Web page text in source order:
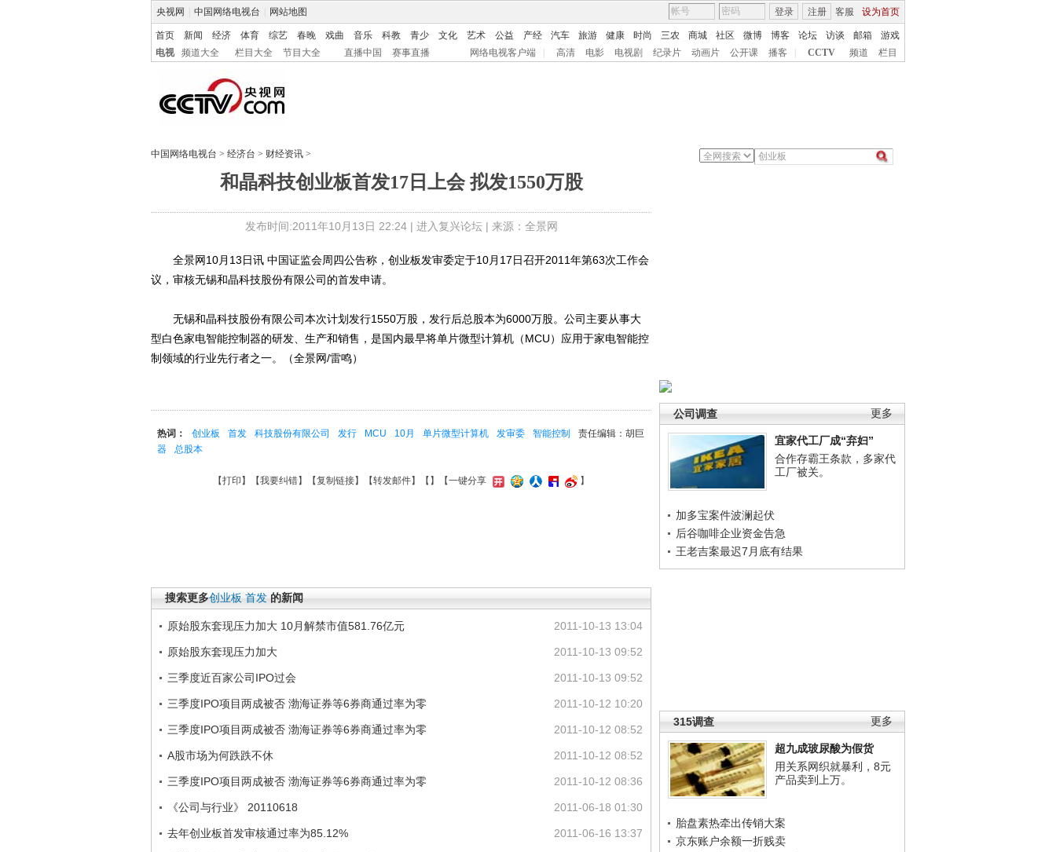
央视网 中国网络电视台 网站地图 客服 设为首页
登录 注册
首页 新闻 经济 体育 综艺 春晚 戏曲 音乐 科教 青少 文化 艺术 公益 产经 汽车 旅游 健康 时尚 三农 商城 社区 微博 博客 论坛 访谈 邮箱
游戏
电视
频道大全 栏目大全 节目大全 直播中国 赛事直播 网络电视客户端 高清 电影 电视剧 纪录片 动画片 公开课 播客 CCTV 频道 栏目
中国网络电视台 > 经济台 > 财经资讯 >
和晶科技创业板首发17日上会 拟发1550万股
发布时间:2011年10月13日 22:24 | 进入复兴论坛| 来源：全景网
更多
公司调查
宜家代工厂成“弃妇”
合作存霸王条款，多家代
工厂被关。
加多宝案件波澜起伏
后谷咖啡企业资金告急
王老吉案最迟7月底有结果
更多
315调查
超九成玻尿酸为假货
用关系网织就暴利，8元
产品卖到上万。
胎盘素热牵出传销大案
京东账户余额一折贱卖
全景网10月13日讯 中国证监会周四公告称，创业板发审委定于10月17日召开2011年第63次工作会
议，审核无锡和晶科技股份有限公司的首发申请。
无锡和晶科技股份有限公司本次计划发行1550万股，发行后总股本为6000万股。公司主要从事大
型白色家电智能控制器的研发、生产和销售，是国内最早将单片微型计算机（MCU）应用于家电智能控
制领域的行业先行者之一。（全景网/雷鸣）
责任编辑：胡巨
热词： 创业板 首发 科技股份有限公司 发行 MCU 10月 单片微型计算机 发审委
智能控制
器
总股本
【打印 】【我要纠错】【复制链接】【转发邮件】【 】 【一键分享 】
搜索更多创业板 首发 的新闻
2011-10-13 13:04
原始股东套现压力加大 10月解禁市值581.76亿元
2011-10-13 09:52
原始股东套现压力加大
2011-10-13 09:52
三季度近百家公司IPO过会
2011-10-12 10:20
三季度IPO项目两成被否 渤海证券等6券商通过率为零
2011-10-12 08:52
三季度IPO项目两成被否 渤海证券等6券商通过率为零
2011-10-12 08:52
A股市场为何跌跌不休
2011-10-12 08:36
三季度IPO项目两成被否 渤海证券等6券商通过率为零
2011-06-18 01:30
《公司与行业》 20110618
2011-06-16 13:37
去年创业板首发审核通过率为85.12%